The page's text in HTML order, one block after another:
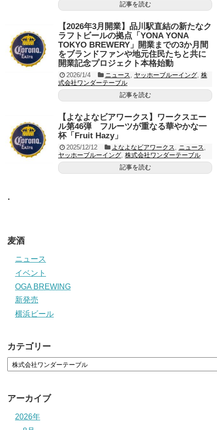
記事を読む
【2026年3月開業】品川駅直結の新たなク
ラフトビールの拠点「YONA YONA
TOKYO BREWERY」開業までの3か月間
をブランドファンや地元住民たちと共に
開業記念プロジェクト本格始動
2026/1/4 ニュース, ヤッホーブルーイング, 株
式会社ワンダーテーブル
記事を読む
【よなよなビアワークス】ワークスエー
ル第46弾 フルーツが重なる華やかな一
杯「Fruit Hazy」
2025/12/12 よなよなビアワークス, ニュース,
ヤッホーブルーイング, 株式会社ワンダーテーブル
記事を読む
・
麦酒
ニュース
イベント
OGA BREWING
新発売
横浜ビール
カテゴリー
アーカイブ
2026年